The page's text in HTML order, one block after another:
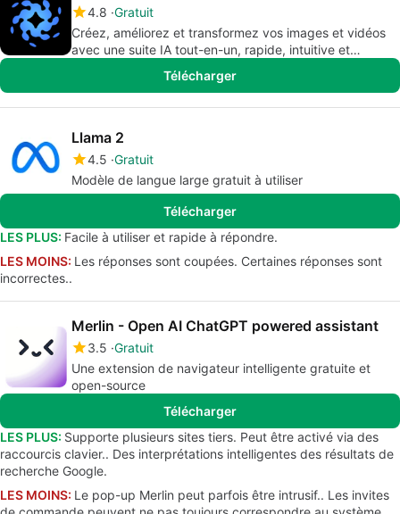
4.8 Gratuit
Créez, améliorez et transformez vos images et vidéos
avec une suite IA tout-en-un, rapide, intuitive et
Télécharger
Llama 2
4.5 Gratuit
Modèle de langue large gratuit à utiliser
Télécharger
LES PLUS: Facile à utiliser et rapide à répondre.
LES MOINS: Les réponses sont coupées. Certaines réponses sont
incorrectes..
Merlin - Open AI ChatGPT powered assistant
3.5 Gratuit
Une extension de navigateur intelligente gratuite et
open-source
Télécharger
LES PLUS: Supporte plusieurs sites tiers. Peut être activé via des
raccourcis clavier.. Des interprétations intelligentes des résultats de
recherche Google.
LES MOINS: Le pop-up Merlin peut parfois être intrusif.. Les invites